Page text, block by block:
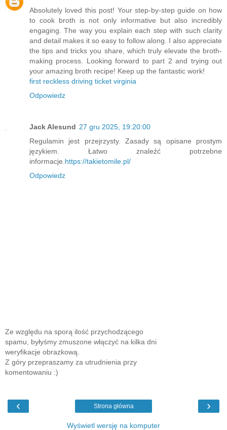
Absolutely loved this post! Your step-by-step guide on how
to cook broth is not only informative but also incredibly
engaging. The way you explain each step with such clarity
and detail makes it so easy to follow along. I also appreciate
the tips and tricks you share, which truly elevate the broth-
making process. Looking forward to part 2 and trying out
your amazing broth recipe! Keep up the fantastic work!
first reckless driving ticket virginia
Odpowiedz
Jack Alesund 27 gru 2025, 19:20:00
Regulamin jest przejrzysty. Zasady są opisane prostym
językiem. Łatwo znaleźć potrzebne
informacje. https://takietomile.pl/
Odpowiedz
Ze względu na sporą ilość przychodzącego
spamu, byłyśmy zmuszone włączyć na kilka dni
weryfikacje obrazkową.
Z góry przepraszamy za utrudnienia przy
komentowaniu :)
‹ ›
Strona główna
Wyświetl wersję na komputer